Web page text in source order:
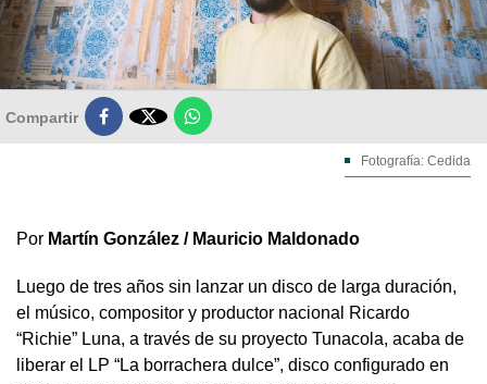
Compartir 
Fotografía: Cedida
Por Martín González / Mauricio Maldonado
Luego de tres años sin lanzar un disco de larga duración,
el músico, compositor y productor nacional Ricardo
“Richie” Luna, a través de su proyecto Tunacola, acaba de
liberar el LP “La borrachera dulce”, disco configurado en